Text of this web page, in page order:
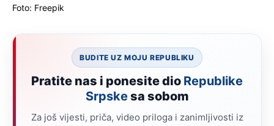
Foto: Freepik
BUDITE UZ MOJU REPUBLIKU
Pratite nas i ponesite dio Republike
Srpskesa sobom
Za još vijesti, priča, video priloga i zanimljivosti iz